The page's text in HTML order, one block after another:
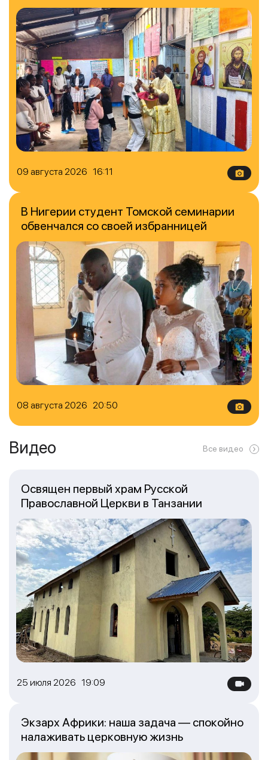
09 августа 2026 16:11
08 августа 2026 20:50
В Нигерии студент Томской семинарии
обвенчался со своей избранницей
Видео Все видео
25 июля 2026 19:09
Освящен первый храм Русской
Православной Церкви в Танзании
Экзарх Африки: наша задача — спокойно
налаживать церковную жизнь